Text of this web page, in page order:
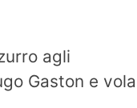
agli
Gaston e vola